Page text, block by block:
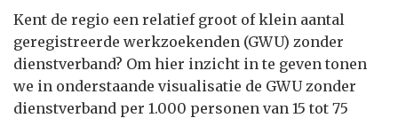
Kent de regio een relatief groot of klein aantal
geregistreerde werkzoekenden (GWU) zonder
dienstverband? Om hier inzicht in te geven tonen
we in onderstaande visualisatie de GWU zonder
dienstverband per 1.000 personen van 15 tot 75